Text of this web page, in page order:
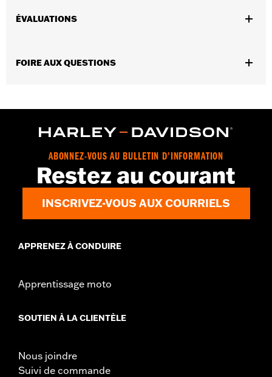
Sportster®).
Contenu de la boîte:Trappe d’embrayage et matériel de fixation
ÉVALUATIONS
FOIRE AUX QUESTIONS
ABONNEZ-VOUS AU BULLETIN D'INFORMATION
Restez au courant
INSCRIVEZ-VOUS AUX COURRIELS
APPRENEZ À CONDUIRE
Apprentissage moto
SOUTIEN À LA CLIENTÈLE
Nous joindre
Suivi de commande